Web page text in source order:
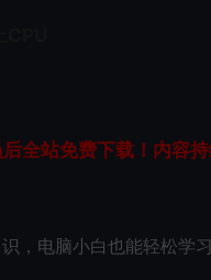
全站免费下载！内容
，电脑小白也能轻松学习